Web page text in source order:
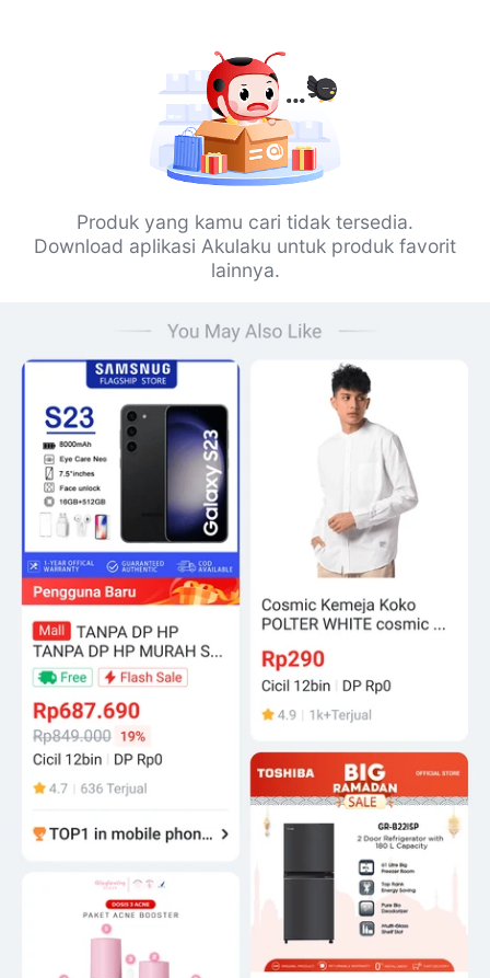
Produk yang kamu cari tidak tersedia.
Download aplikasi Akulaku untuk produk favorit
lainnya.